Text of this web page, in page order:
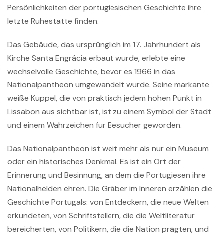
Persönlichkeiten der portugiesischen Geschichte ihre
letzte Ruhestätte finden.
Das Gebäude, das ursprünglich im 17. Jahrhundert als
Kirche Santa Engrácia erbaut wurde, erlebte eine
wechselvolle Geschichte, bevor es 1966 in das
Nationalpantheon umgewandelt wurde. Seine markante
weiße Kuppel, die von praktisch jedem hohen Punkt in
Lissabon aus sichtbar ist, ist zu einem Symbol der Stadt
und einem Wahrzeichen für Besucher geworden.
Das Nationalpantheon ist weit mehr als nur ein Museum
oder ein historisches Denkmal. Es ist ein Ort der
Erinnerung und Besinnung, an dem die Portugiesen ihre
Nationalhelden ehren. Die Gräber im Inneren erzählen die
Geschichte Portugals: von Entdeckern, die neue Welten
erkundeten, von Schriftstellern, die die Weltliteratur
bereicherten, von Politikern, die die Nation prägten, und